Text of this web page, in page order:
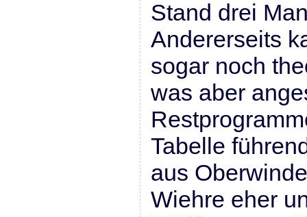
Stand drei
Andererseits
sogar noch
was aber
Tabelle
aus
Wiehre eher